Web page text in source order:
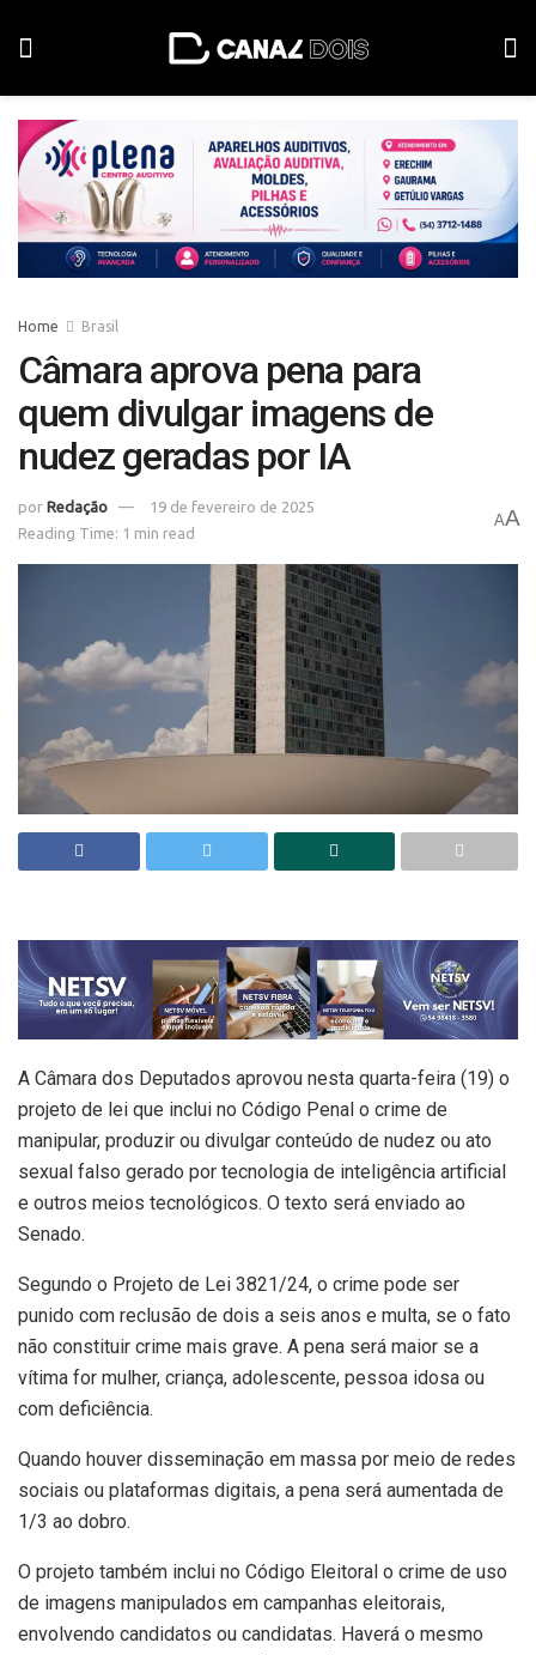
Home Brasil
Câmara aprova pena para
quem divulgar imagens de
nudez geradas por IA
por Redação
19 de fevereiro de 2025
Reading Time: 1 min read
AA
A Câmara dos Deputados aprovou nesta quarta-feira (19) o
projeto de lei que inclui no Código Penal o crime de
manipular, produzir ou divulgar conteúdo de nudez ou ato
sexual falso gerado por tecnologia de inteligência artificial
e outros meios tecnológicos. O texto será enviado ao
Senado.
Segundo o Projeto de Lei 3821/24, o crime pode ser
punido com reclusão de dois a seis anos e multa, se o fato
não constituir crime mais grave. A pena será maior se a
vítima for mulher, criança, adolescente, pessoa idosa ou
com deficiência.
Quando houver disseminação em massa por meio de redes
sociais ou plataformas digitais, a pena será aumentada de
1/3 ao dobro.
O projeto também inclui no Código Eleitoral o crime de uso
de imagens manipulados em campanhas eleitorais,
envolvendo candidatos ou candidatas. Haverá o mesmo